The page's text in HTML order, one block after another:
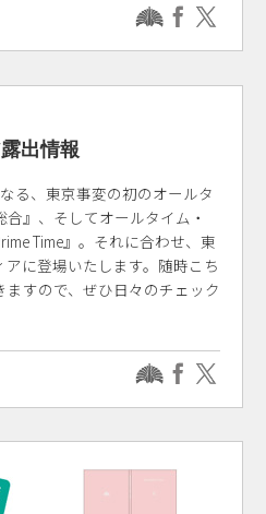
出情報
る、東京事変の初のオールタ
』、そしてオールタイム・
Time』。それに合わせ、東
に登場いたします。随時こち
すので、ぜひ日々のチェック